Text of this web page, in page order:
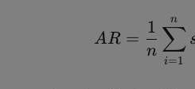
AR =
n
1
i=1
∑
n